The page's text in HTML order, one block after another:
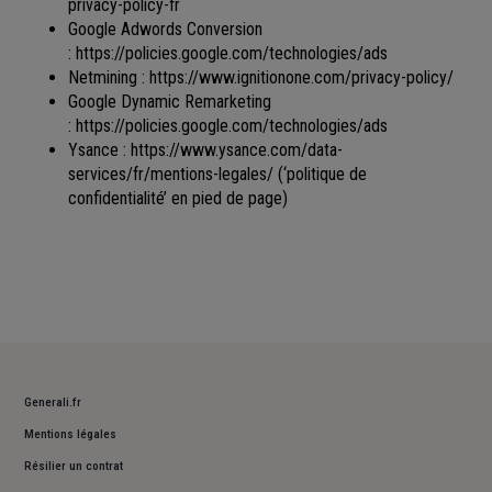
privacy-policy-fr
Google Adwords Conversion
: https://policies.google.com/technologies/ads
Netmining : https://www.ignitionone.com/privacy-policy/
Google Dynamic Remarketing
: https://policies.google.com/technologies/ads
Ysance : https://www.ysance.com/data-
services/fr/mentions-legales/ (‘politique de
confidentialité’ en pied de page)
Generali.fr
Mentions légales
Résilier un contrat